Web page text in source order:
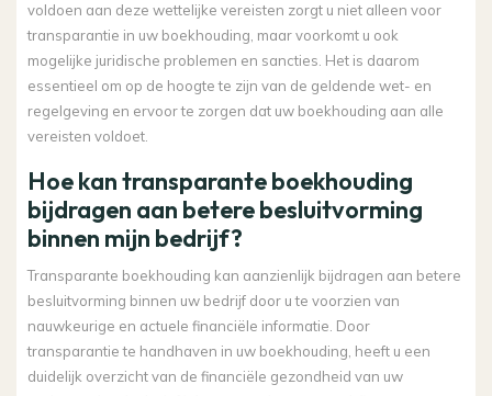
voldoen aan deze wettelijke vereisten zorgt u niet alleen voor
transparantie in uw boekhouding, maar voorkomt u ook
mogelijke juridische problemen en sancties. Het is daarom
essentieel om op de hoogte te zijn van de geldende wet- en
regelgeving en ervoor te zorgen dat uw boekhouding aan alle
vereisten voldoet.
Hoe kan transparante boekhouding
bijdragen aan betere besluitvorming
binnen mijn bedrijf?
Transparante boekhouding kan aanzienlijk bijdragen aan betere
besluitvorming binnen uw bedrijf door u te voorzien van
nauwkeurige en actuele financiële informatie. Door
transparantie te handhaven in uw boekhouding, heeft u een
duidelijk overzicht van de financiële gezondheid van uw